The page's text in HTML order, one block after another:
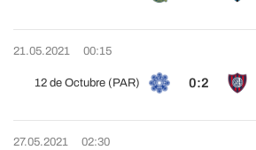
21.05.2021 00:15
12 de Octubre (PAR) 0:2
27.05.2021 02:30